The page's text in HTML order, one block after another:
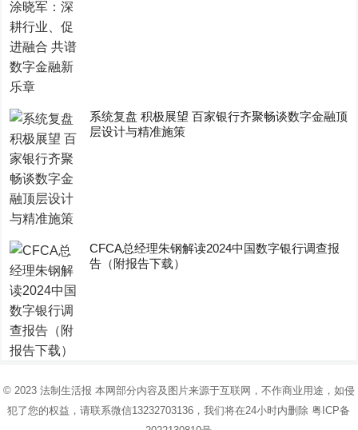
系统复盘 积极展望 百家银行齐聚畅谈数字金融顶
层设计与精准施策
CFCA总经理朱钢解读2024中国数字银行调查报
告（附报告下载）
© 2023 法制生活报 本网部分内容及图片来源于互联网，不作商业用途，如侵
犯了您的权益，请联系微信13232703136，我们将在24小时内删除粤ICP备